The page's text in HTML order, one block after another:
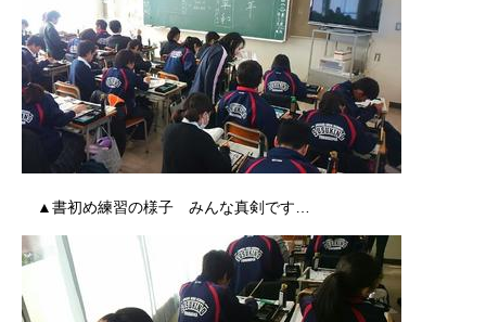
▲書初め練習の様子 みんな真剣です…